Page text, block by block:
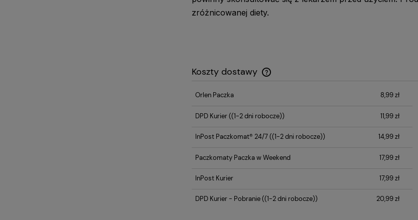
zróżnicowanej diety.
Koszty dostawy
Cena nie zawiera ewentualnych kosztów
Orlen Paczka 8,99 zł
DPD Kurier((1-2 dni robocze)) 11,99 zł
InPost Paczkomat® 24/7((1-2 dni robocze)) 14,99 zł
Paczkomaty Paczka w Weekend 17,99 zł
InPost Kurier 17,99 zł
DPD Kurier - Pobranie((1-2 dni robocze)) 20,99 zł